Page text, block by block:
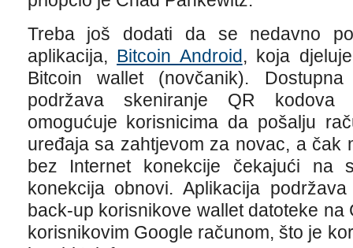
Treba još dodati da se nedavno
aplikacija, Bitcoin Android, koja
Bitcoin wallet (novčanik).
podržava skeniranje QR kodova
omogućuje korisnicima da pošalju
uređaja sa zahtjevom za novac, a čak
bez Internet konekcije čekajući na
konekcija obnovi. Aplikacija
back-up korisnikove wallet datoteke
korisnikovim Google računom, što je